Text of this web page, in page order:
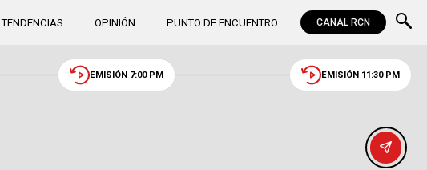
TENDENCIAS OPINIÓN PUNTO DE ENCUENTRO CANAL RCN
EMISIÓN 7:00 PM EMISIÓN 11:30 PM